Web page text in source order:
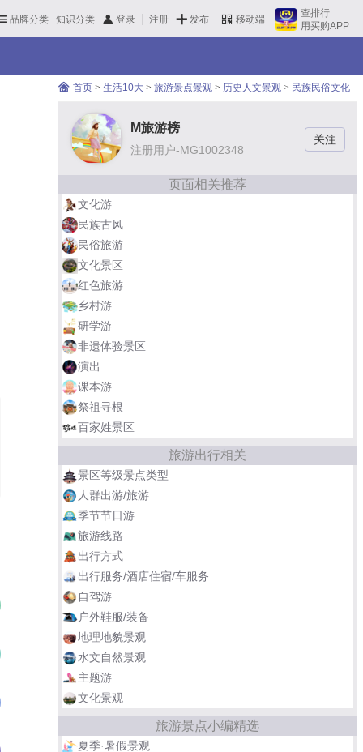
品牌分类 知识分类 登录 注册 发布 移动端
查排行
用买购APP
云南民族村
02 九顶塔•不夜山
03 宁夏川民俗园·中华回乡文化园
首页 > 生活10大 > 旅游景点景观 > 历史人文景观 > 民族民俗文化
M旅游榜
注册用户-MG1002348
页面相关推荐
文化游
民族古风
民俗旅游
文化景区
红色旅游
乡村游
研学游
非遗体验景区
演出
课本游
祭祖寻根
百家姓景区
旅游出行相关
景区等级景点类型
人群出游/旅游
季节节日游
旅游线路
出行方式
出行服务/酒店住宿/车服务
自驾游
户外鞋服/装备
地理地貌景观
水文自然景观
主题游
文化景观
旅游景点小编精选
夏季·暑假景观